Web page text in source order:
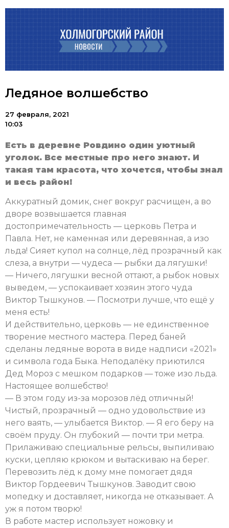
Ледяное волшебство
27 февраля, 2021
10:03
Есть в деревне Ровдино один уютный
уголок. Все местные про него знают. И
такая там красота, что хочется, чтобы знал
и весь район!
Аккуратный домик, снег вокруг расчищен, а во
дворе возвышается главная
достопримечательность — церковь Петра и
Павла. Нет, не каменная или деревянная, а изо
льда! Сияет купол на солнце, лёд прозрачный как
слеза, а внутри — чудеса — рыбки да лягушки!
— Ничего, лягушки весной оттают, а рыбок новых
выведем, — успокаивает хозяин этого чуда
Виктор Тышкунов. — Посмотри лучше, что ещё у
меня есть!
И действительно, церковь — не единственное
творение местного мастера. Перед баней
сделаны ледяные ворота в виде надписи «2021»
и символа года Быка. Неподалёку приютился
Дед Мороз с мешком подарков — тоже изо льда.
Настоящее волшебство!
— В этом году из-за морозов лёд отличный!
Чистый, прозрачный — одно удовольствие из
него ваять, — улыбается Виктор. — Я его беру на
своём пруду. Он глубокий — почти три метра.
Прилаживаю специальные рельсы, выпиливаю
куски, цепляю крюком и вытаскиваю на берег.
Перевозить лёд к дому мне помогает дядя
Виктор Гордеевич Тышкунов. Заводит свою
мопедку и доставляет, никогда не отказывает. А
уж я потом творю!
В работе мастер использует ножовку и